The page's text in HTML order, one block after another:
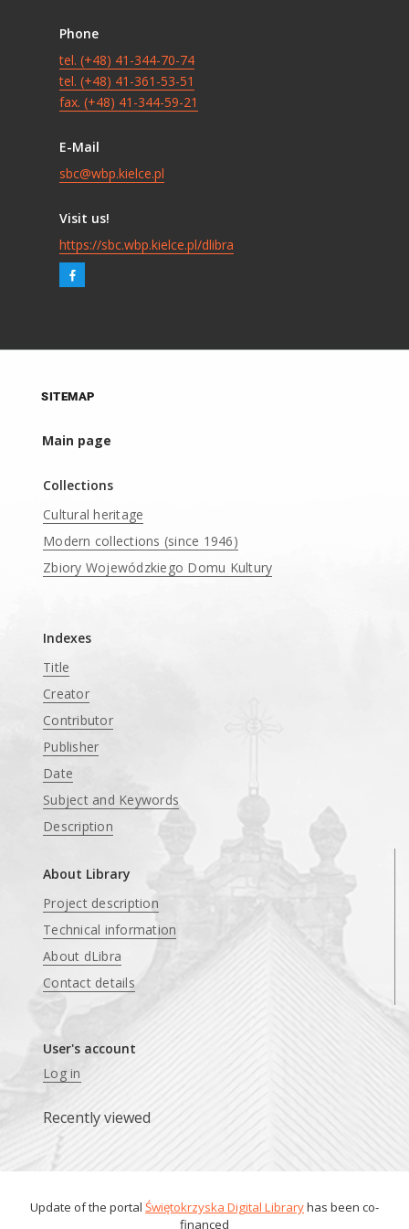
Phone
tel. (+48) 41-344-70-74
tel. (+48) 41-361-53-51
fax. (+48) 41-344-59-21
E-Mail
sbc@wbp.kielce.pl
Visit us!
https://sbc.wbp.kielce.pl/dlibra
SITEMAP
Main page
Collections
Cultural heritage
Modern collections (since 1946)
Zbiory Wojewódzkiego Domu Kultury
Indexes
Title
Creator
Contributor
Publisher
Date
Subject and Keywords
Description
About Library
Project description
Technical information
About dLibra
Contact details
User's account
Log in
Recently viewed
Update of the portal Świętokrzyska Digital Libraryhas been co-
financed